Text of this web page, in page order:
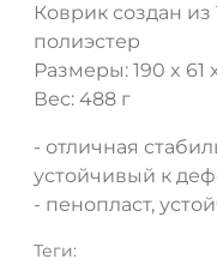
Коврик создан
полиэстер
Размеры: 190 x 61
Вес: 488 г
- отличная
устойчивый к
- пенопласт,
Теги: